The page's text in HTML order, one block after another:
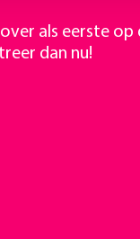
als eerste
dan nu!